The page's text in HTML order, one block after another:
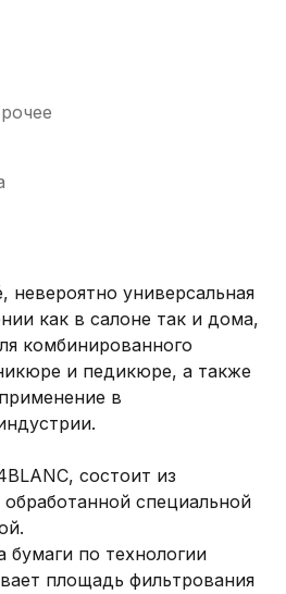
невероятно универсальная
как в салоне так и дома,
комбинированного
и педикюре, а также
в
состоит из
специальной
бумаги по технологии
площадь фильтрования